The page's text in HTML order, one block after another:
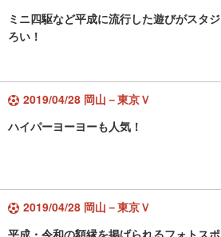
ミニ四駆など平成に流行した遊びがスタ
ろい！
2019/04/28 岡山－東京Ｖ
ハイパーヨーヨーも人気！
2019/04/28 岡山－東京Ｖ
平成・令和の額縁を掲げられるフォトス